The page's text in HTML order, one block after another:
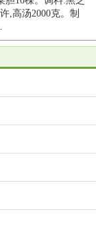
,高汤2000克。制